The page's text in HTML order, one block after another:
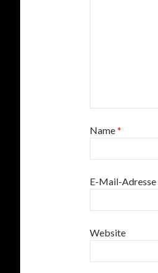
Name*
E-Mail-Adresse
Website